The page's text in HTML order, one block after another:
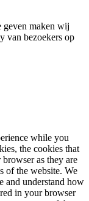
geven maken wij
van bezoekers op
while you
the cookies that
browser as they are
of the website. We
and understand how
in your browser